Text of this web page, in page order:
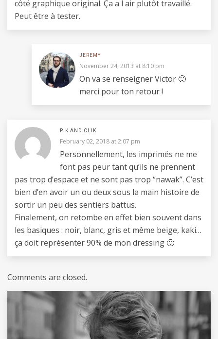
côté graphique original. Ça a l air plutôt travaillé.
Peut être à tester.
JEREMY
November 24, 2013 at 8:10 pm
On va se renseigner Victor 🙂
merci pour ton retour !
PIK AND CLIK
February 02, 2018 at 2:07 pm
Personnellement, les imprimés ne me
font pas peur tant qu’ils ne prennent
pas trop d’espace et ne sont pas trop “nawak”. C’est
bien d’en avoir un ou deux sous la main histoire de
sortir un peu des sentiers battus.
Finalement, on retombe en effet bien souvent dans
les basiques : noir, blanc, gris et même beige, kaki…
ça doit représenter 90% de mon dressing 🙂
Comments are closed.